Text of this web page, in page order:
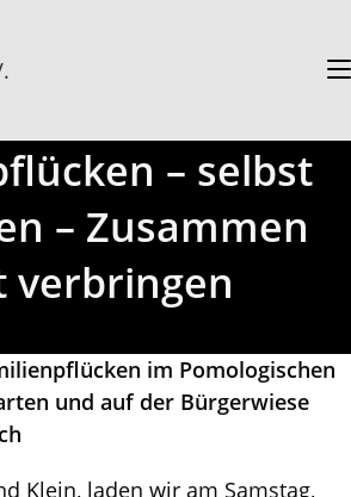
– selbst
– Zusammen
verbringen
im Pomologischen
und auf der Bürgerwiese
Klein, laden wir am Samstag,